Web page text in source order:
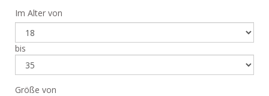
Im Alter von
bis
Größe von